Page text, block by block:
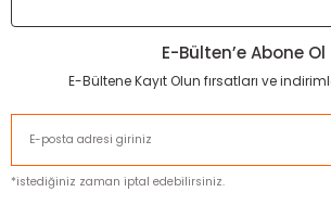
E-Bülten’e Abone Ol
E-Bültene Kayıt Olun fırsatları ve
*istediğiniz zaman iptal edebilirsiniz.